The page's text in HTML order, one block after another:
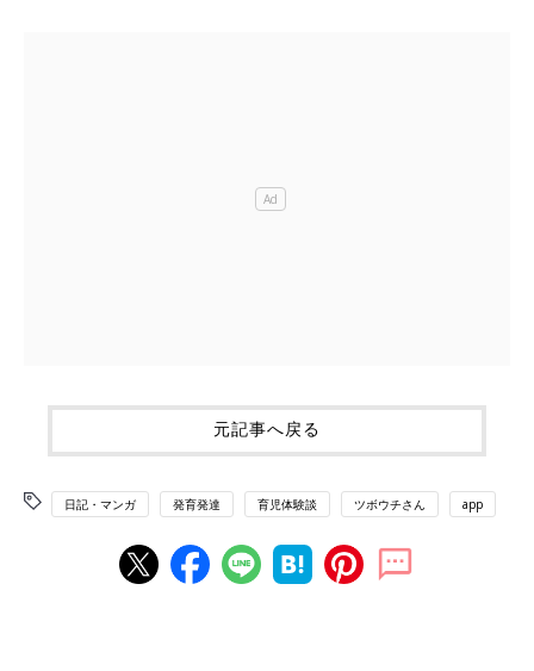
元記事へ戻る
日記・マンガ 発育発達 育児体験談 ツボウチさん app